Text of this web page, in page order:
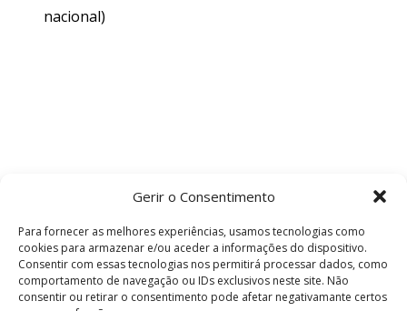
Gerir o Consentimento
Para fornecer as melhores experiências, usamos tecnologias como
cookies para armazenar e/ou aceder a informações do dispositivo.
Consentir com essas tecnologias nos permitirá processar dados, como
comportamento de navegação ou IDs exclusivos neste site. Não
consentir ou retirar o consentimento pode afetar negativamante certos
nacional)